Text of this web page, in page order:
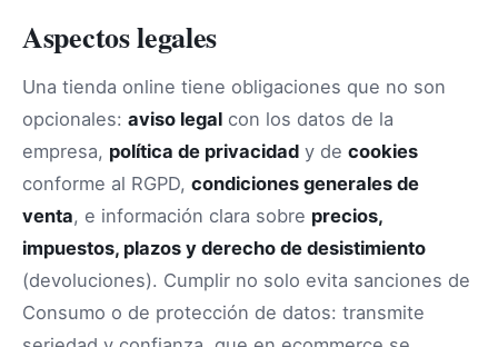
Aspectos legales
Una tienda online tiene obligaciones que no son
opcionales: aviso legal con los datos de la
empresa, política de privacidad y de cookies
conforme al RGPD, condiciones generales de
venta, e información clara sobre precios,
impuestos, plazos y derecho de desistimiento
(devoluciones). Cumplir no solo evita sanciones de
Consumo o de protección de datos: transmite